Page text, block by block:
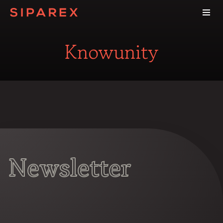
Knowunity
Newsletter